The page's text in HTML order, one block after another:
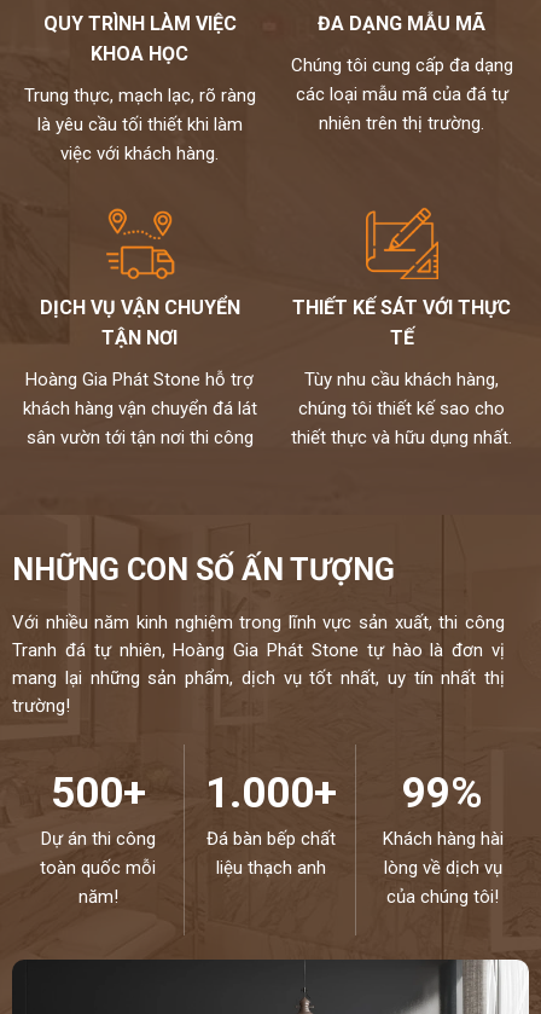
Đối với gia chủ mệnh Thủy: nên chọn tranh đá màu trắng, ghi,
xám (tương sinh), xanh lam từ đậm đến nhạt. Tránh vàng, nâu
đất, nâu đậm (tương khắc).
Đối với gia chủ mệnh Hỏa: nên chọn đỏ, xanh lá cây, cam (tương
sinh), tránh đen, xanh biển sẫm, xám.
Đối với gia chủ mệnh Thổ: nên chọn tranh đá màu đỏ, tím, hồng,
kho đá hoàng gia phát là nhà phân phối và thi công đá tự nhiên
chuyên nghiệp. Hiện nay, chúng tôi đang sở hữu bộ sưu tập
tranh đá tự nhiên ốp tường cao cấp với nhiều mẫu mã độc đáo
và kích thước đa dạng. Toàn bộ đều được nhập khẩu trực tiếp từ
các nhà cung cấp hàng đầu thế giới và kiểm định kỹ lưỡng theo
một quy trình chuyên nghiệp.
Mọi nhu cầu, xin vui lòng liên hệ Hotline 0972101656 -
QUY TRÌNH LÀM VIỆC
KHOA HỌC
Trung thực, mạch lạc, rõ ràng
là yêu cầu tối thiết khi làm
việc với khách hàng.
ĐA DẠNG MẪU MÃ
Chúng tôi cung cấp đa dạng
các loại mẫu mã của đá tự
nhiên trên thị trường.
DỊCH VỤ VẬN CHUYỂN
TẬN NƠI
Hoàng Gia Phát Stone hỗ trợ
khách hàng vận chuyển đá lát
sân vườn tới tận nơi thi công
THIẾT KẾ SÁT VỚI THỰC
TẾ
Tùy nhu cầu khách hàng,
chúng tôi thiết kế sao cho
thiết thực và hữu dụng nhất.
NHỮNG CON SỐ ẤN TƯỢNG
Với nhiều năm kinh nghiệm trong lĩnh vực sản xuất, thi công
Tranh đá tự nhiên, Hoàng Gia Phát Stone tự hào là đơn vị
mang lại những sản phẩm, dịch vụ tốt nhất, uy tín nhất thị
trường!
500+
Dự án thi công
toàn quốc mỗi
năm!
1.000+
Đá bàn bếp chất
liệu thạch anh
99%
Khách hàng hài
lòng về dịch vụ
của chúng tôi!